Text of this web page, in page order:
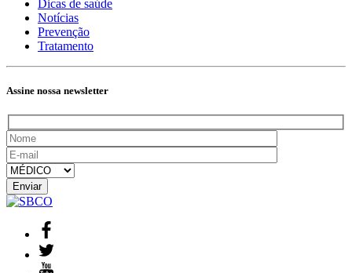
Dicas de saúde
Notícias
Prevenção
Tratamento
Assine nossa newsletter